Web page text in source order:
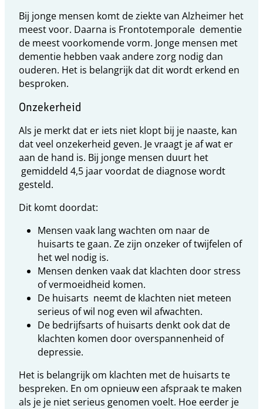
Bij jonge mensen komt de ziekte van Alzheimer het
meest voor. Daarna is Frontotemporale dementie
de meest voorkomende vorm. Jonge mensen met
dementie hebben vaak andere zorg nodig dan
ouderen. Het is belangrijk dat dit wordt erkend en
besproken.
Onzekerheid
Als je merkt dat er iets niet klopt bij je naaste, kan
dat veel onzekerheid geven. Je vraagt je af wat er
aan de hand is. Bij jonge mensen duurt het
gemiddeld 4,5 jaar voordat de diagnose wordt
gesteld.
Dit komt doordat:
Mensen vaak lang wachten om naar de
huisarts te gaan. Ze zijn onzeker of twijfelen of
het wel nodig is.
Mensen denken vaak dat klachten door stress
of vermoeidheid komen.
De huisarts neemt de klachten niet meteen
serieus of wil nog even wil afwachten.
De bedrijfsarts of huisarts denkt ook dat de
klachten komen door overspannenheid of
depressie.
Het is belangrijk om klachten met de huisarts te
bespreken. En om opnieuw een afspraak te maken
als je je niet serieus genomen voelt. Hoe eerder je